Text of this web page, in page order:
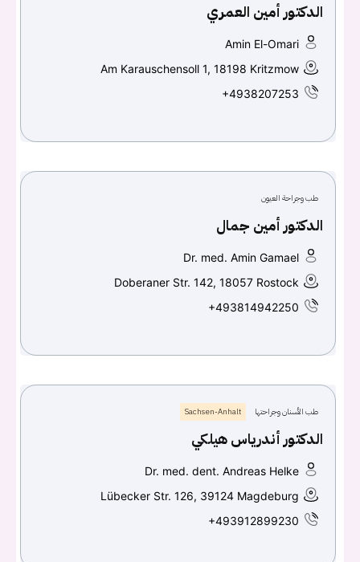
الدكتور أمين العمري
Amin El-Omari
Am Karauschensoll 1, 18198 Kritzmow
+4938207253
طب وجراحة العيون
الدكتور أمين جمال
Dr. med. Amin Gamael
Doberaner Str. 142, 18057 Rostock
+493814942250
طب الأسنان وجراحتها Sachsen-Anhalt
الدكتور أندرياس هيلكي
Dr. med. dent. Andreas Helke
Lübecker Str. 126, 39124 Magdeburg
+493912899230